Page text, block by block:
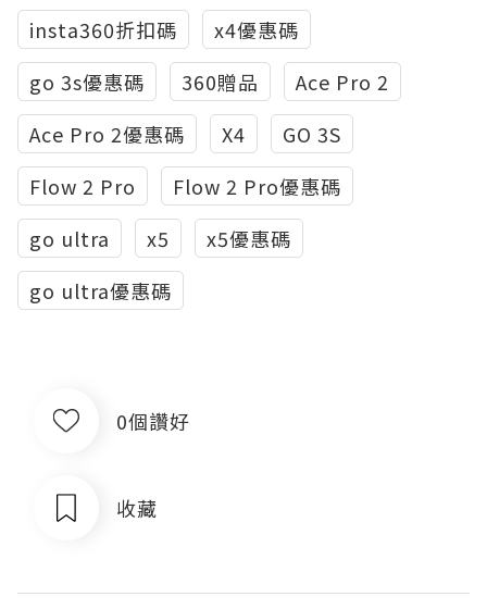
insta360折扣碼
x4優惠碼
go 3s優惠碼
360贈品
Ace Pro 2
Ace Pro 2優惠碼
X4
GO 3S
Flow 2 Pro
Flow 2 Pro優惠碼
go ultra
x5
x5優惠碼
go ultra優惠碼
0個讚好
收藏